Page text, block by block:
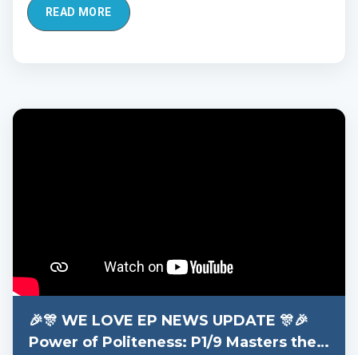
READ MORE
🎉🎊 WE LOVE EP NEWS UPDATE 🎊🎉
Power of Politeness: P1/9 Masters the